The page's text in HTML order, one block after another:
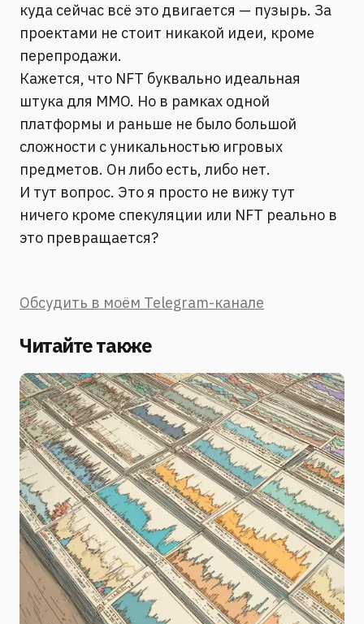
куда сейчас всё это двигается — пузырь. За
проектами не стоит никакой идеи, кроме
перепродажи.
Кажется, что NFT буквально идеальная
штука для MMO. Но в рамках одной
платформы и раньше не было большой
сложности с уникальностью игровых
предметов. Он либо есть, либо нет.
И тут вопрос. Это я просто не вижу тут
ничего кроме спекуляции или NFT реально в
это превращается?
Обсудить в моём Telegram-канале
Читайте также